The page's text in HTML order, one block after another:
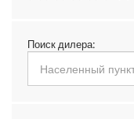
Поиск дилера: